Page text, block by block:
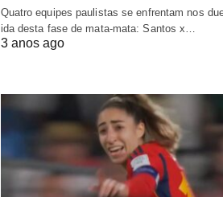
Quatro equipes paulistas se enfrentam nos
ida desta fase de mata-mata: Santos x…
3 anos ago